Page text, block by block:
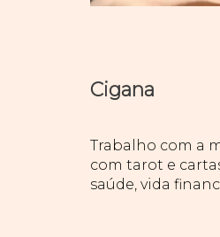
Cigana
Trabalho com a
com tarot e
saúde, vida